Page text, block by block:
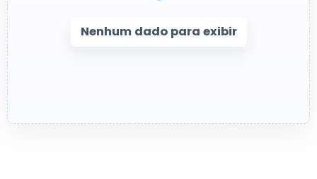
Nenhum dado para exibir